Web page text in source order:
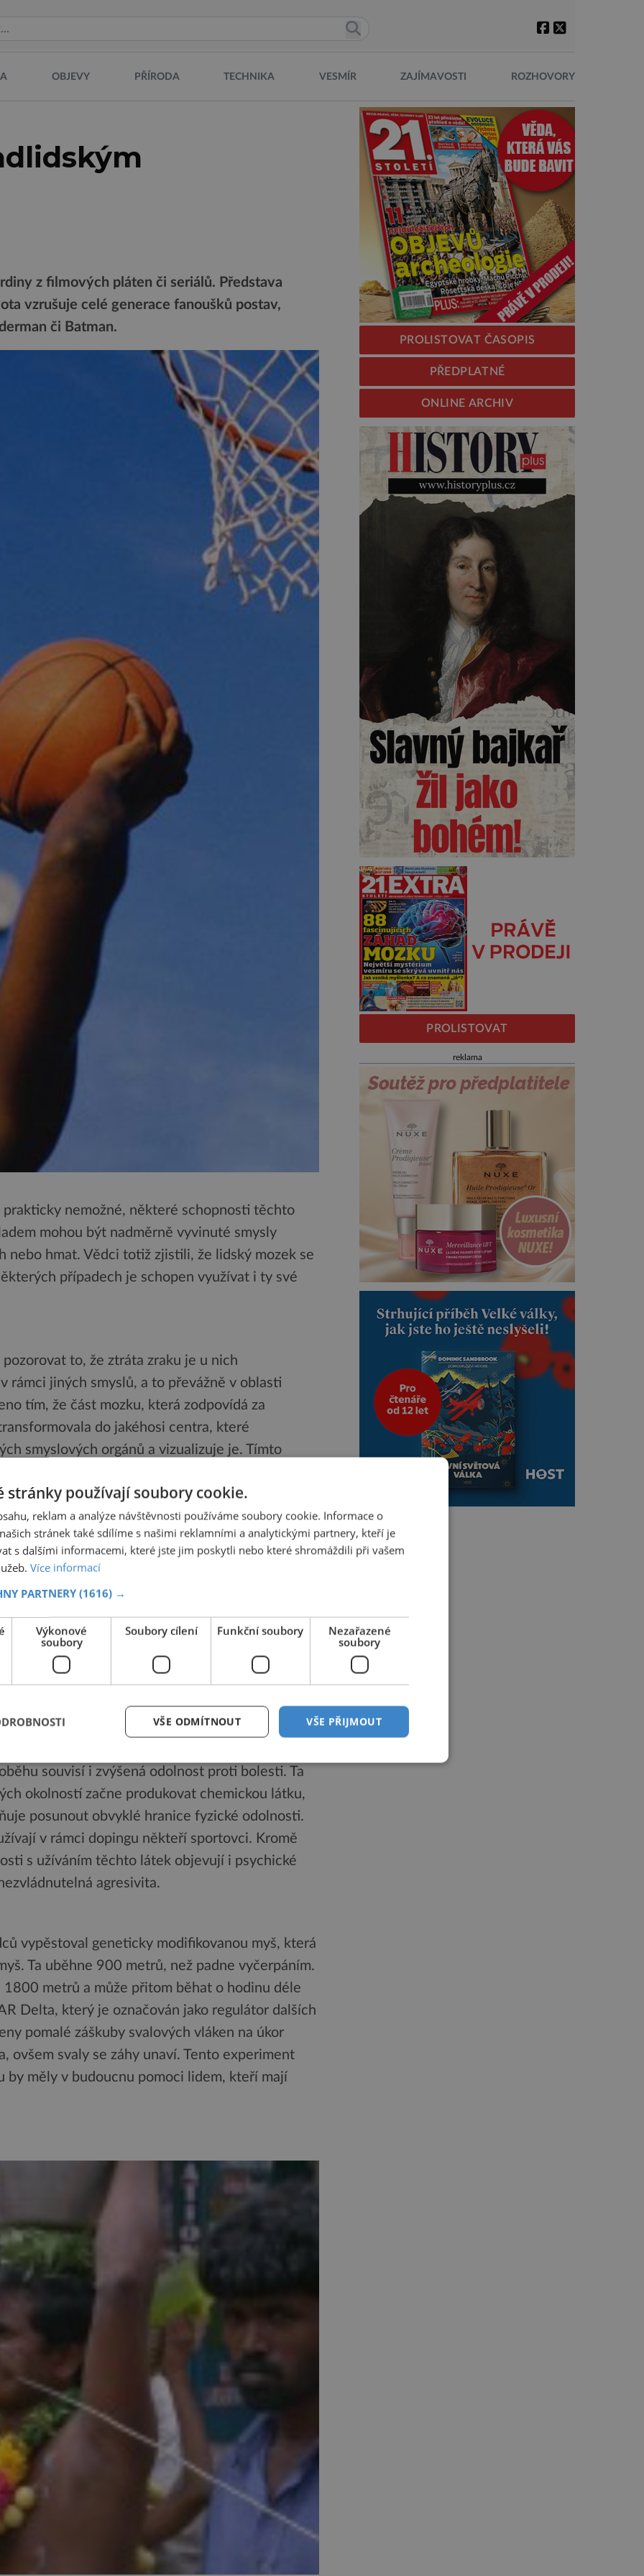
OBJEVY PŘÍRODA TECHNIKA VESMÍR ZAJÍMAVOSTI ROZHOVORY
z filmových pláten či seriálů. Představa
vzrušuje celé generace fanoušků postav,
či Batman.
nemožné, některé schopnosti těchto
mohou být nadměrně vyvinuté smysly
nebo hmat. Vědci totiž zjistili, že lidský mozek se
případech je schopen využívat i ty své
to, že ztráta zraku je u nich
rámci jiných smyslů, a to převážně v oblasti
tím, že část mozku, která zodpovídá za
do jakéhosi centra, které
smyslových orgánů a vizualizuje je. Tímto
prostorovou představivost takto
určité míry popsat místnost kde se nachází,
ke svým schopnostem přišli obvykle tak, že
hmyzem, nebo zasaženi
životě neobvyklé fyzické výkony relativně dobře
pod velkým fyzickým či psychickým tlakem, je
Je to způsobeno tím, že se do těla uvolňují
a testosteron, které mohou zvýšit průtok krve
živin pro svalové tkáně.
souvisí i zvýšená odolnost proti bolesti. Ta
okolností začne produkovat chemickou látku,
posunout obvyklé hranice fyzické odolnosti.
v rámci dopingu někteří sportovci. Kromě
s užíváním těchto látek objevují i psychické
agresivita.
vypěstoval geneticky modifikovanou myš, která
Ta uběhne 900 metrů, než padne vyčerpáním.
metrů a může přitom běhat o hodinu déle
Delta, který je označován jako regulátor dalších
pomalé záškuby svalových vláken na úkor
ovšem svaly se záhy unaví. Tento experiment
by měly v budoucnu pomoci lidem, kteří mají
PROLISTOVAT ČASOPIS
PŘEDPLATNÉ
ONLINE ARCHIV
PROLISTOVAT
reklama
stránky používají soubory cookie.
reklam a analýze návštěvnosti používáme soubory cookie. Informace o
stránek také sdílíme s našimi reklamními a analytickými partnery, kteří je
s dalšími informacemi, které jste jim poskytli nebo které shromáždili při vašem
Více informací
PARTNERY (1616) →
Výkonové
soubory
Soubory cílení Funkční soubory
Nezařazené
soubory
VŠE PŘIJMOUT
VŠE ODMÍTNOUT